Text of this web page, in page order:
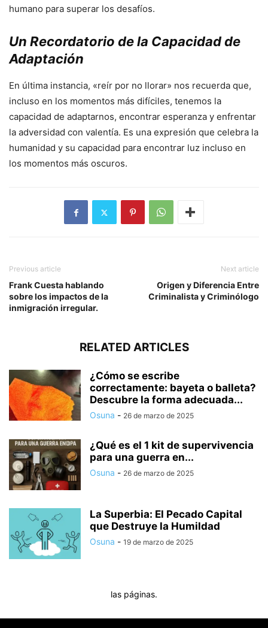
humano para superar los desafíos.
Un Recordatorio de la Capacidad de
Adaptación
En última instancia, «reír por no llorar» nos recuerda que,
incluso en los momentos más difíciles, tenemos la
capacidad de adaptarnos, encontrar esperanza y enfrentar
la adversidad con valentía. Es una expresión que celebra la
humanidad y su capacidad para encontrar luz incluso en
los momentos más oscuros.
Previous article
Frank Cuesta hablando
sobre los impactos de la
inmigración irregular.
Next article
Origen y Diferencia Entre
Criminalista y Criminólogo
RELATED ARTICLES
¿Cómo se escribe
correctamente: bayeta o balleta?
Descubre la forma adecuada...
Osuna - 26 de marzo de 2025
¿Qué es el 1 kit de supervivencia
para una guerra en...
Osuna - 26 de marzo de 2025
La Superbia: El Pecado Capital
que Destruye la Humildad
Osuna - 19 de marzo de 2025
las páginas.